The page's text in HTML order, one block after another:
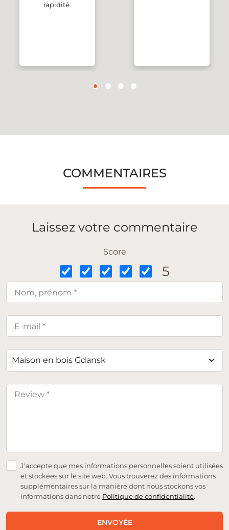
rapidité.
COMMENTAIRES
Laissez votre commentaire
Score
5
Maison en bois Gdansk
J'accepte que mes informations personnelles soient utilisées
et stockées sur le site web. Vous trouverez des informations
supplémentaires sur la manière dont nous stockons vos
informations dans notre Politique de confidentialité.
ENVOYÉE